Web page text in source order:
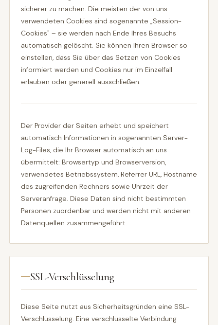
sicherer zu machen. Die meisten der von uns
verwendeten Cookies sind sogenannte „Session-
Cookies" – sie werden nach Ende Ihres Besuchs
automatisch gelöscht. Sie können Ihren Browser so
einstellen, dass Sie über das Setzen von Cookies
informiert werden und Cookies nur im Einzelfall
erlauben oder generell ausschließen.
Der Provider der Seiten erhebt und speichert
automatisch Informationen in sogenannten Server-
Log-Files, die Ihr Browser automatisch an uns
übermittelt: Browsertyp und Browserversion,
verwendetes Betriebssystem, Referrer URL, Hostname
des zugreifenden Rechners sowie Uhrzeit der
Serveranfrage. Diese Daten sind nicht bestimmten
Personen zuordenbar und werden nicht mit anderen
Datenquellen zusammengeführt.
SSL-Verschlüsselung
Diese Seite nutzt aus Sicherheitsgründen eine SSL-
Verschlüsselung. Eine verschlüsselte Verbindung